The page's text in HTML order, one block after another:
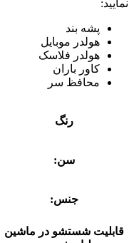
نمایید:
پشه بند
هولدر موبایل
هولدر فلاسک
کاور باران
محافظ سر
رنگ
سن:
جنس:
قابلیت شستشو در ماشین